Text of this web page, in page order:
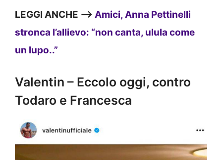
LEGGI ANCHE —> Amici, Anna Pettinelli
stronca l’allievo: “non canta, ulula come
un lupo..”
Valentin – Eccolo oggi, contro
Todaro e Francesca